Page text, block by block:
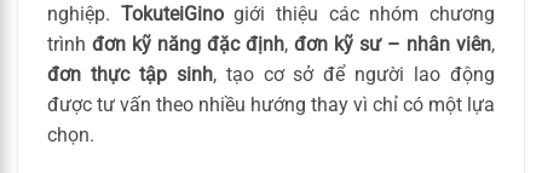
nghiệp. TokuteiGinogiới thiệu các nhóm chương
trình đơn kỹ năng đặc định, đơn kỹ sư – nhân viên,
đơn thực tập sinh, tạo cơ sở để người lao động
được tư vấn theo nhiều hướng thay vì chỉ có một lựa
chọn.